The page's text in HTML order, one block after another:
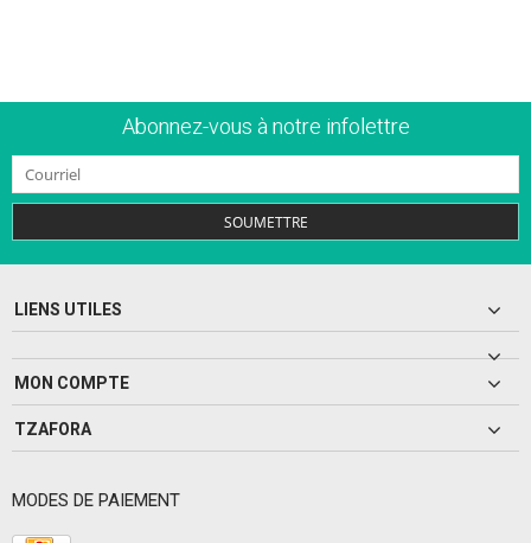
Abonnez-vous à notre infolettre
SOUMETTRE
LIENS UTILES
MON COMPTE
TZAFORA
MODES DE PAIEMENT